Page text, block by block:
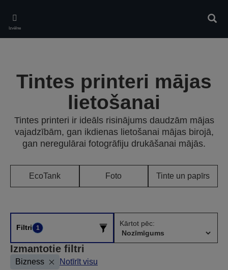
main
content
Izvēlne
Tintes printeri mājas
lietošanai
Tintes printeri ir ideāls risinājums daudzām mājas
vajadzībām, gan ikdienas lietošanai mājas birojā,
gan neregulārai fotogrāfiju drukāšanai mājās.
EcoTank Foto Tinte un papīrs
Filtri 1
Kārtot pēc:
Izmantotie filtri
Bizness Notīrīt visu